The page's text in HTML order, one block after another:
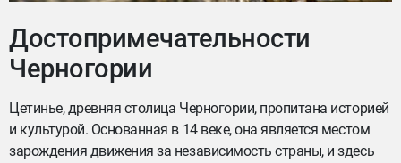
Достопримечательности
Черногории
Цетинье, древняя столица Черногории, пропитана историей
и культурой. Основанная в 14 веке, она является местом
зарождения движения за независимость страны, и здесь